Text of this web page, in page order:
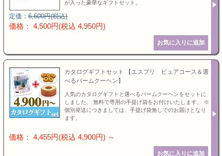
特選ギフト
お急ぎ便
頂いた金額
が入った豪華なギフトセット。
定価： 6,600円(税込)
価格： 4,500円(税込 4,950円)
カタログギフトセット 【エスプリ ピュアコース＆選
べるバームクーヘン】
人気のカタログギフトと選べるバームクーヘンをセットに
しました。 無料で専用の手提げ袋をお付けいたします。 ※
個別発送につきましては、手提げ袋無しでのお届けとなり
ます。
価格： 4,455円(税込 4,900円) ～